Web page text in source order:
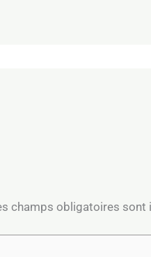
champs obligatoires sont